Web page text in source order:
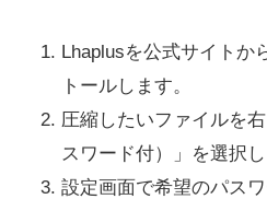
Lhaplusを公式サイトか
トールします。
圧縮したいファイルを
スワード付）」を選択し
設定画面で希望のパス